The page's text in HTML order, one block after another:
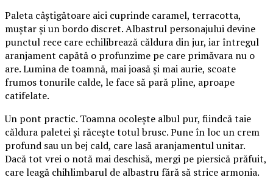
Paleta câștigătoare aici cuprinde caramel, terracotta,
muștar și un bordo discret. Albastrul personajului devine
punctul rece care echilibrează căldura din jur, iar întregul
aranjament capătă o profunzime pe care primăvara nu o
are. Lumina de toamnă, mai joasă și mai aurie, scoate
frumos tonurile calde, le face să pară pline, aproape
catifelate.
Un pont practic. Toamna ocolește albul pur, fiindcă taie
căldura paletei și răcește totul brusc. Pune în loc un crem
profund sau un bej cald, care lasă aranjamentul unitar.
Dacă tot vrei o notă mai deschisă, mergi pe piersică prăfuit,
care leagă chihlimbarul de albastru fără să strice armonia.